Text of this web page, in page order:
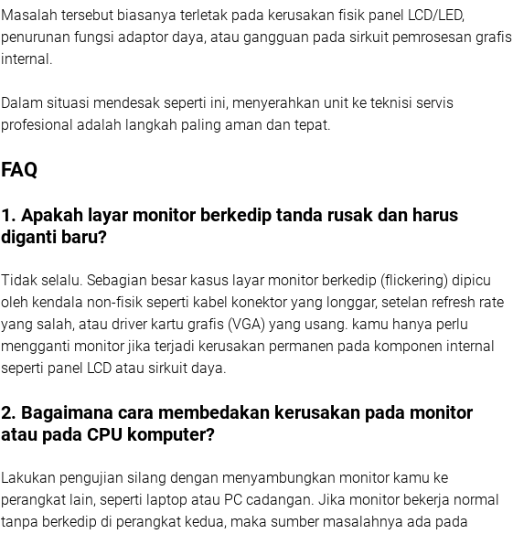
Masalah tersebut biasanya terletak pada kerusakan fisik panel LCD/LED,
penurunan fungsi adaptor daya, atau gangguan pada sirkuit pemrosesan grafis
internal.
Dalam situasi mendesak seperti ini, menyerahkan unit ke teknisi servis
profesional adalah langkah paling aman dan tepat.
FAQ
1. Apakah layar monitor berkedip tanda rusak dan harus
diganti baru?
Tidak selalu. Sebagian besar kasus layar monitor berkedip (flickering) dipicu
oleh kendala non-fisik seperti kabel konektor yang longgar, setelan refresh rate
yang salah, atau driver kartu grafis (VGA) yang usang. kamu hanya perlu
mengganti monitor jika terjadi kerusakan permanen pada komponen internal
seperti panel LCD atau sirkuit daya.
2. Bagaimana cara membedakan kerusakan pada monitor
atau pada CPU komputer?
Lakukan pengujian silang dengan menyambungkan monitor kamu ke
perangkat lain, seperti laptop atau PC cadangan. Jika monitor bekerja normal
tanpa berkedip di perangkat kedua, maka sumber masalahnya ada pada